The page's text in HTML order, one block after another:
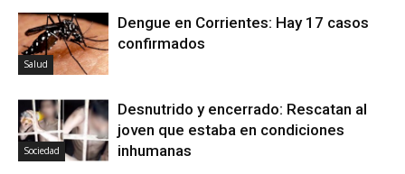
Salud
Dengue en Corrientes: Hay 17 casos
confirmados
Sociedad
Desnutrido y encerrado: Rescatan al
joven que estaba en condiciones
inhumanas